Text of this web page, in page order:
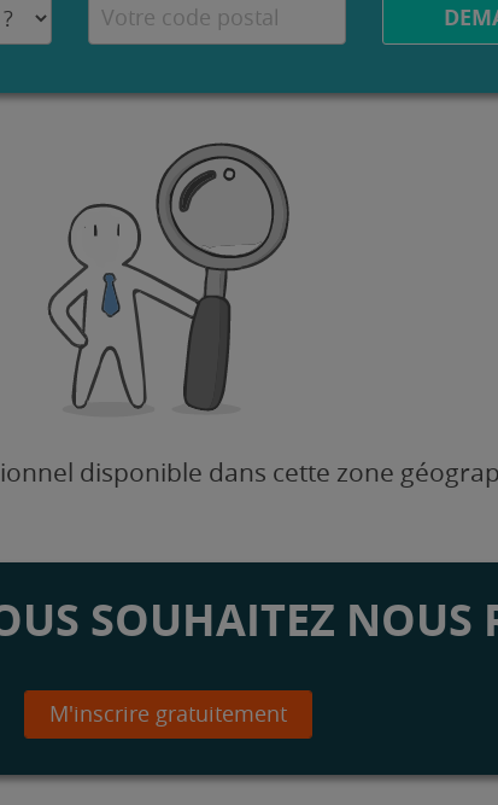
disponible dans cette zone
SOUHAITEZ NOUS
M'inscrire gratuitement